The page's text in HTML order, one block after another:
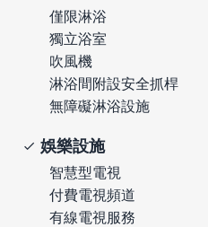
僅限淋浴
獨立浴室
吹風機
淋浴間附設安全抓桿
無障礙淋浴設施
娛樂設施
智慧型電視
付費電視頻道
有線電視服務